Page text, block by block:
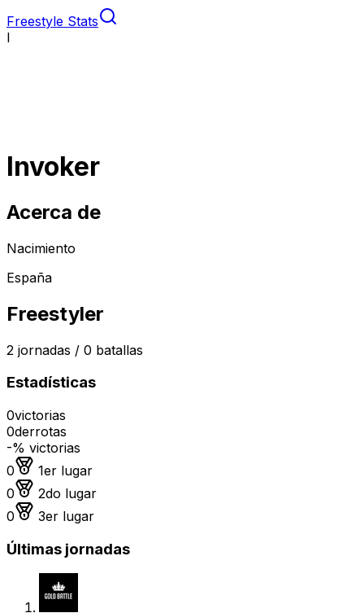
Freestyle Stats
I
Invoker
Acerca de
Nacimiento
España
Freestyler
2 jornadas / 0 batallas
Estadísticas
0victorias
0derrotas
-% victorias
0
Medalla de oro
1er lugar
0
Medalla de plata
2do lugar
0
Medalla de bronce
3er lugar
Últimas jornadas